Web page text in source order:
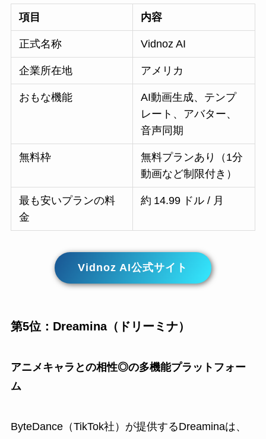
項目 内容
正式名称 Vidnoz AI
企業所在地 アメリカ
おもな機能
AI動画生成、テンプ
レート、アバター、
音声同期
無料枠
無料プランあり（1分
動画など制限付き）
最も安いプランの料
金
約 14.99 ドル / 月
Vidnoz AI公式サイト
第5位：Dreamina（ドリーミナ）
アニメキャラとの相性◎の多機能プラットフォー
ム
ByteDance（TikTok社）が提供するDreaminaは、